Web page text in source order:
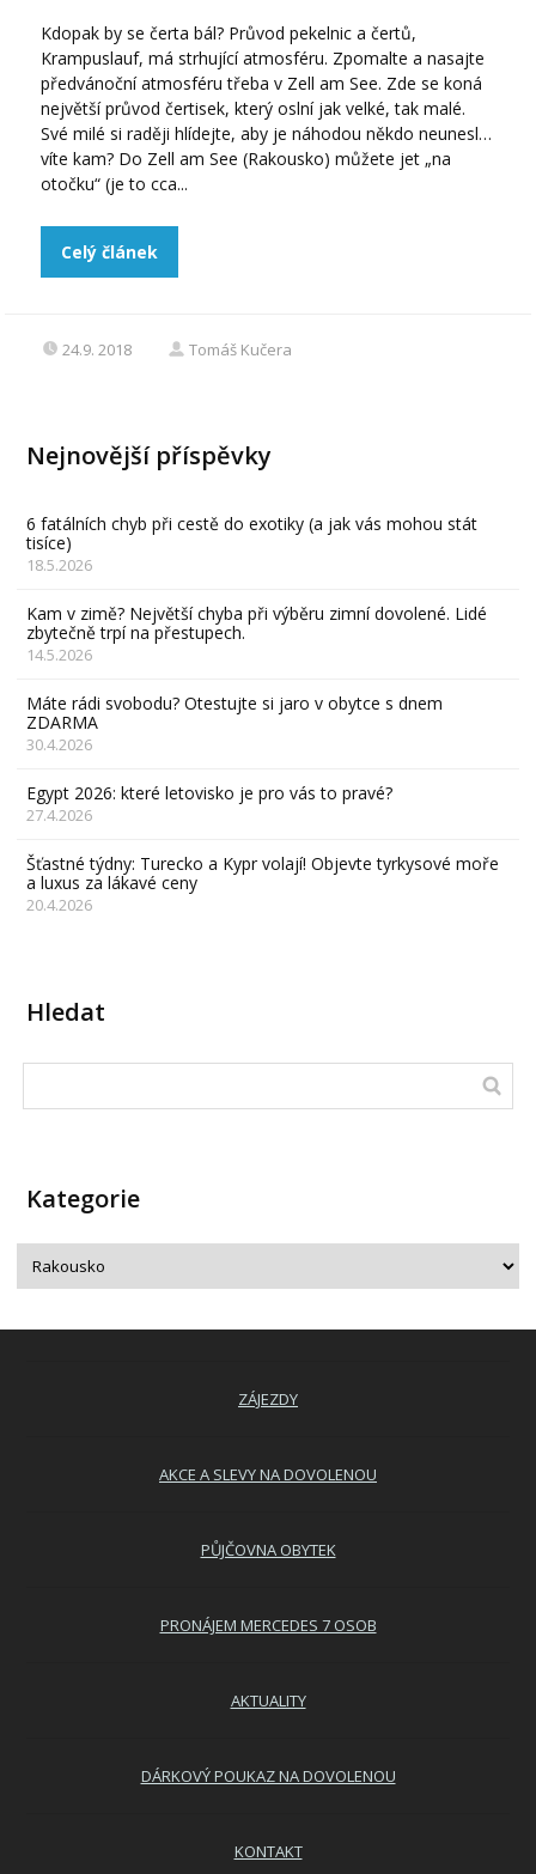
Kdopak by se čerta bál? Průvod pekelnic a čertů,
Krampuslauf, má strhující atmosféru. Zpomalte a nasajte
předvánoční atmosféru třeba v Zell am See. Zde se koná
největší průvod čertisek, který oslní jak velké, tak malé.
Své milé si raději hlídejte, aby je náhodou někdo neunesl…
víte kam? Do Zell am See (Rakousko) můžete jet „na
otočku“ (je to cca...
Celý článek
24.9. 2018 Tomáš Kučera
Nejnovější příspěvky
6 fatálních chyb při cestě do exotiky (a jak vás mohou stát
tisíce)
18.5.2026
Kam v zimě? Největší chyba při výběru zimní dovolené. Lidé
zbytečně trpí na přestupech.
14.5.2026
Máte rádi svobodu? Otestujte si jaro v obytce s dnem
ZDARMA
30.4.2026
Egypt 2026: které letovisko je pro vás to pravé?
27.4.2026
Šťastné týdny: Turecko a Kypr volají! Objevte tyrkysové moře
a luxus za lákavé ceny
20.4.2026
Hledat
Kategorie
ZÁJEZDY
AKCE A SLEVY NA DOVOLENOU
PŮJČOVNA OBYTEK
PRONÁJEM MERCEDES 7 OSOB
AKTUALITY
DÁRKOVÝ POUKAZ NA DOVOLENOU
KONTAKT